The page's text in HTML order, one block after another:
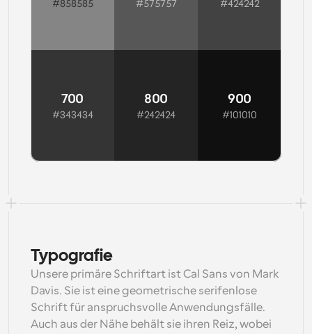
#858585 #575757 #424242
700
#343434
800
#242424
900
#101010
Typografie
Unsere primäre Schriftart ist Cal Sans von Mark
Davis. Sie ist eine geometrische serifenlose
Schrift für anspruchsvolle Anwendungsfälle.
Auch aus der Nähe behält sie ihren Reiz, wobei